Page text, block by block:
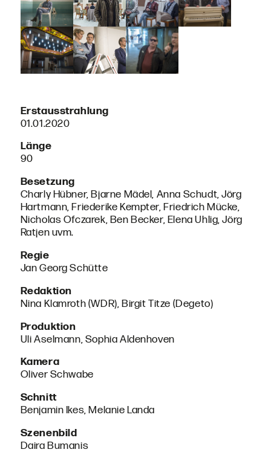
Erstausstrahlung
01.01.2020
Länge
90
Besetzung
Charly Hübner, Bjarne Mädel, Anna Schudt, Jörg
Hartmann, Friederike Kempter, Friedrich Mücke,
Nicholas Ofczarek, Ben Becker, Elena Uhlig, Jörg
Ratjen uvm.
Regie
Jan Georg Schütte
Redaktion
Nina Klamroth (WDR), Birgit Titze (Degeto)
Produktion
Uli Aselmann, Sophia Aldenhoven
Kamera
Oliver Schwabe
Schnitt
Benjamin Ikes, Melanie Landa
Szenenbild
Daira Bumanis